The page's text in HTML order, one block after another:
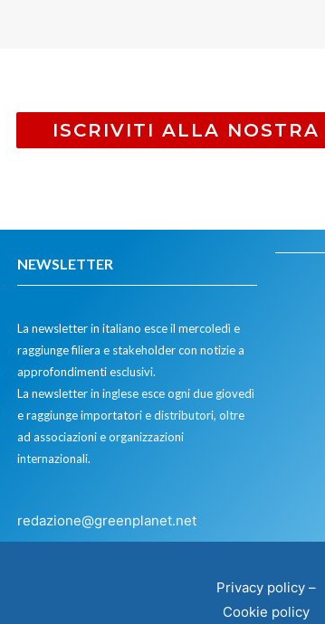
ISCRIVITI ALLA
NEWSLETTER
La newsletter in italiano esce il mercoledì e
raggiunge filiera e stakeholder con notizie a
approfondimenti esclusivi.
La newsletter in inglese esce ogni due giovedì
e raggiunge importatori e distributori, oltre
ad associazioni e organizzazioni
internazionali.
redazione@greenplanet.net
Privacy policy –
Cookie policy